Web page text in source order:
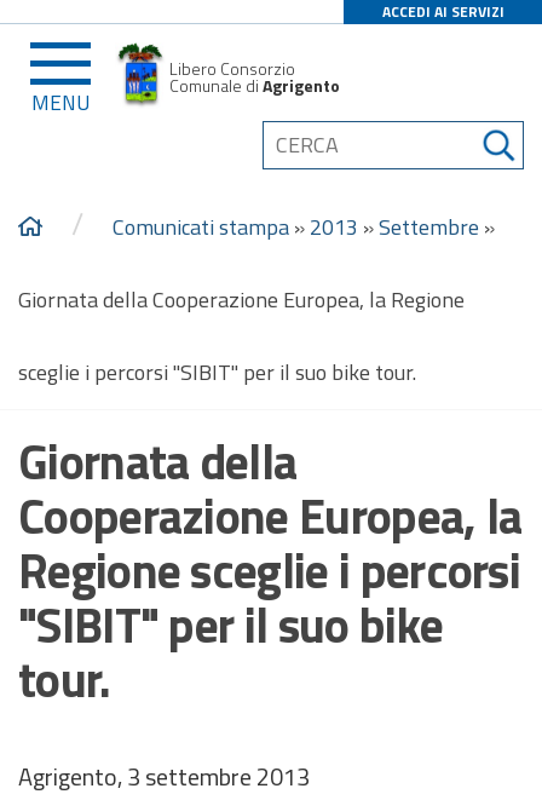
ACCEDI AI SERVIZI
MENU
Libero Consorzio
Comunale diAgrigento
/ Comunicati stampa»2013 »Settembre »
Giornata della Cooperazione Europea, la Regione
sceglie i percorsi "SIBIT" per il suo bike tour.
Giornata della
Cooperazione Europea, la
Regione sceglie i percorsi
"SIBIT" per il suo bike
tour.
Agrigento, 3 settembre 2013